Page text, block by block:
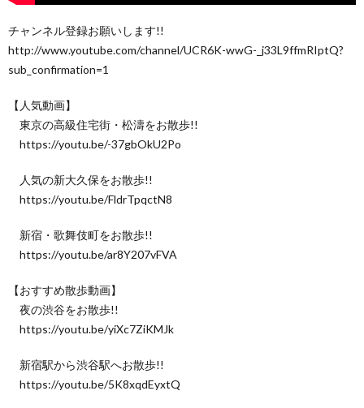
チャンネル登録お願いします!!
http://www.youtube.com/channel/UCR6K-wwG-_j33L9ffmRIptQ?
sub_confirmation=1
【人気動画】
東京の高級住宅街・松濤をお散歩!!
https://youtu.be/-37gbOkU2Po
人気の新大久保をお散歩!!
https://youtu.be/FldrTpqctN8
新宿・歌舞伎町をお散歩!!
https://youtu.be/ar8Y207vFVA
【おすすめ散歩動画】
夜の渋谷をお散歩!!
https://youtu.be/yiXc7ZiKMJk
新宿駅から渋谷駅へお散歩!!
https://youtu.be/5K8xqdEyxtQ